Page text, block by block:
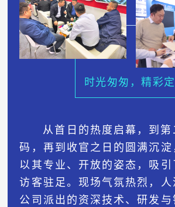
时光匆匆，精彩
从首日的热度启幕，到第
码，再到收官之日的圆满沉
以其专业、开放的姿态，吸
访客驻足。现场气氛热烈，人
公司派出的资深技术、研发与